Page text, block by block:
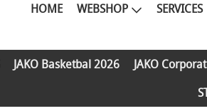
HOME WEBSHOP SERVICES
JAKO Basketbal 2026 JAKO